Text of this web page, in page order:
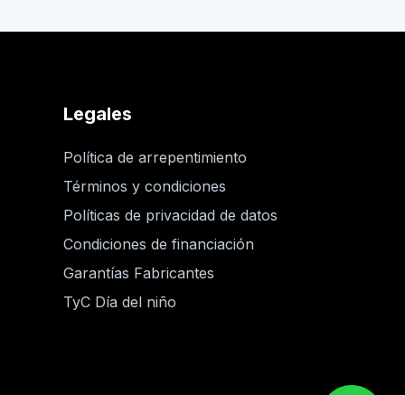
Legales
Política de arrepentimiento
Términos y condiciones
Políticas de privacidad de datos
Condiciones de financiación
Garantías Fabricantes
TyC Día del niño